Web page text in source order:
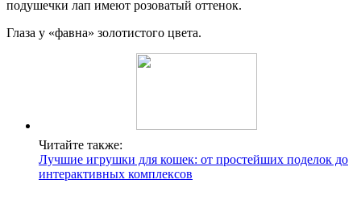
подушечки лап имеют розоватый оттенок.
Глаза у «фавна» золотистого цвета.
Читайте также:
Лучшие игрушки для кошек: от простейших поделок до
интерактивных комплексов